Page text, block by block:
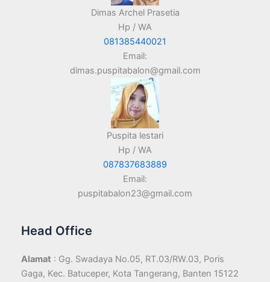
Dimas Archel Prasetia
Hp / WA
081385440021
Email:
dimas.puspitabalon@gmail.com
Puspita lestari
Hp / WA
087837683889
Email:
puspitabalon23@gmail.com
Head Office
Alamat : Gg. Swadaya No.05, RT.03/RW.03, Poris
Gaga, Kec. Batuceper, Kota Tangerang, Banten 15122